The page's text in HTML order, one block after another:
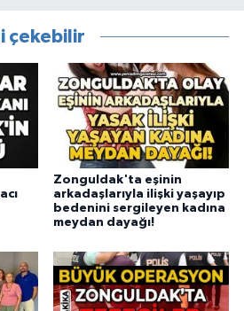
çekebilir
Zonguldak'ta eşinin
arkadaşlarıyla ilişki yaşayıp
bedenini sergileyen kadına
meydan dayağı!